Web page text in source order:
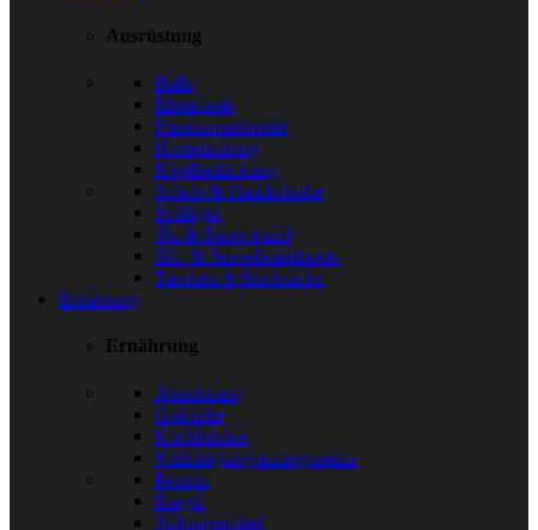
Ausrüstung
Bälle
Elektronik
Fitnessarmbänder
Hometraining
Kopfbedeckung
Schals & Handschuhe
Schläger
Ski & Snowboard
Ski- & Snowboardboots
Taschen & Rucksäcke
Ernährung
Ernährung
Abnehmen
Getränke
Kochbücher
Nahrungsergänzungsmittel
Protein
Riegel
Süßungsmittel